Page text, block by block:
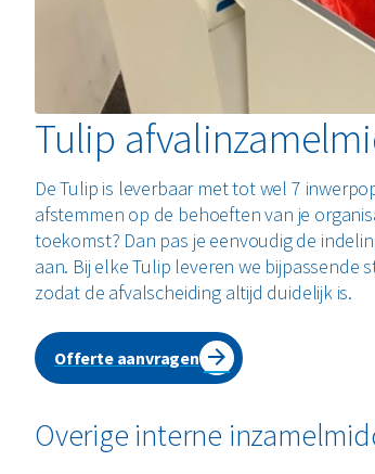
Tulip
De Tulip is leverbaar met tot wel 7
afstemmen op de behoeften van je
toekomst? Dan pas je eenvoudig de
aan. Bij elke Tulip leveren we bijpassende
zodat de afvalscheiding altijd duidelijk is.
Offerte aanvragen
Overige interne